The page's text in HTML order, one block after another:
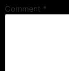
Comment *